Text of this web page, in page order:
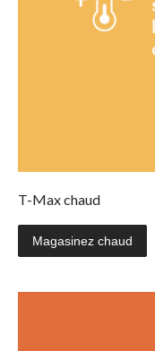
T-Max chaud
Magasinez chaud